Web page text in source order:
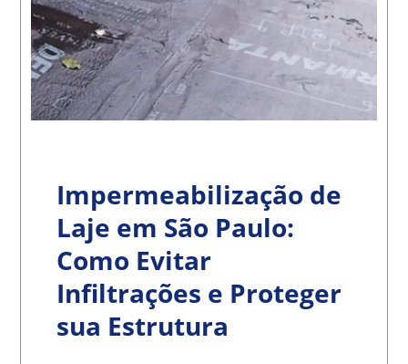
Impermeabilização de
Laje em São Paulo:
Como Evitar
Infiltrações e Proteger
sua Estrutura